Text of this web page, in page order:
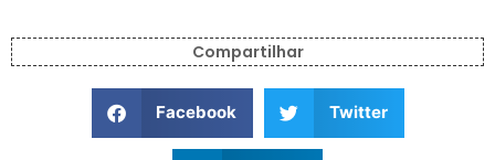
Compartilhar
Facebook Twitter